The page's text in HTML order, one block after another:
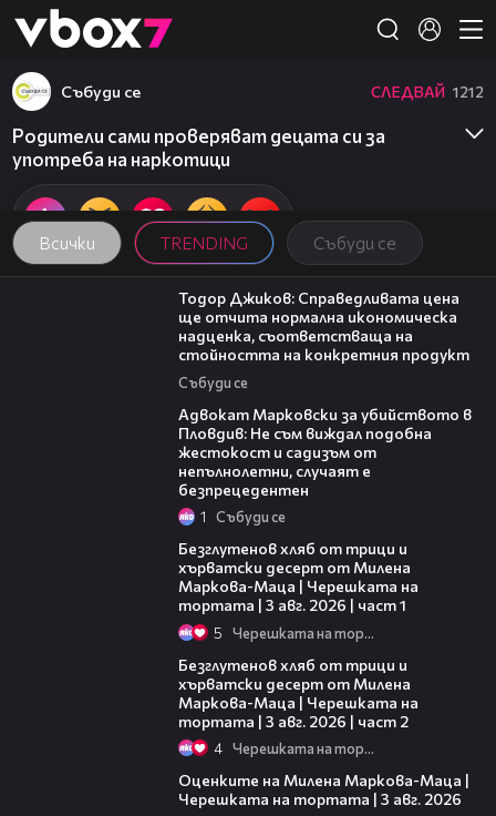
👾
Всички TRENDING Събуди се
Събуди се СЛЕДВАЙ 1212
Родители сами проверяват децата си за
употреба на наркотици
14:10
Тодор Джиков: Справедливата цена
ще отчита нормална икономическа
надценка, съответстваща на
стойността на конкретния продукт
Събуди се
Адвокат Марковски за убийството в
Пловдив: Не съм виждал подобна
жестокост и садизъм от
непълнолетни, случаят е
безпрецедентен
1 Събуди се
Безглутенов хляб от трици и
хърватски десерт от Милена
Маркова-Маца | Черешката на
тортата | 3 авг. 2026 | част 1
5 Черешката на тортата
Безглутенов хляб от трици и
хърватски десерт от Милена
Маркова-Маца | Черешката на
тортата | 3 авг. 2026 | част 2
4 Черешката на тортата
Оценките на Милена Маркова-Маца |
Черешката на тортата | 3 авг. 2026